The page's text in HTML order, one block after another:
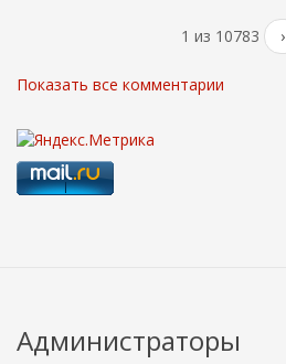
1 из 10783 ›
Показать все комментарии
Администраторы